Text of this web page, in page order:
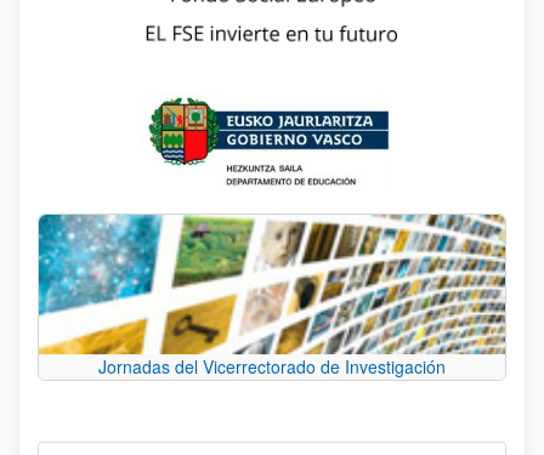
Jornadas del Vicerrectorado de Investigación